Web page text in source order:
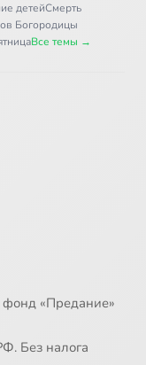
детейСмерть
Богородицы
Все темы →
«Предание»
Без налога